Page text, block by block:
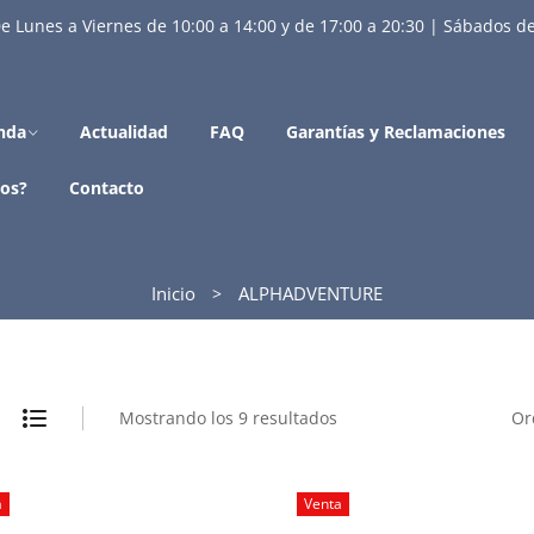
Lunes a Viernes de 10:00 a 14:00 y de 17:00 a 20:30 | Sábados
Actualidad FAQ Garantías y Reclamaciones
Contacto
Inicio ALPHADVENTURE
Mostrando los 9 resultados
Venta